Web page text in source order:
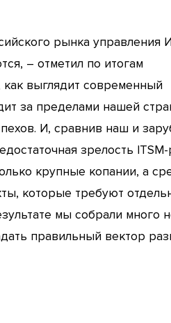
рынка управления
– отметил по итогам
выглядит современный
за пределами нашей
И, сравнив наш и
зрелость
крупные копании, а
которые требуют
мы собрали много
правильный вектор